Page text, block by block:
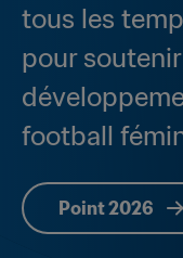
tous les
pour
football
Point 2026